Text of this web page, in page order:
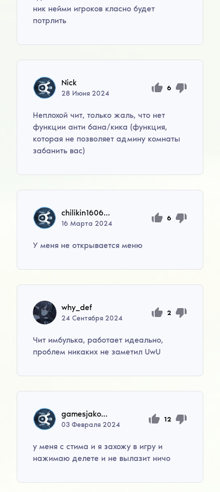
ник нейми игроков класно будет
потрлить
Nick
28 Июня 2024
6
Неплохой чит, только жаль, что нет
функции анти бана/кика (функция,
которая не позволяет админу комнаты
забанить вас)
chilikin160669
16Марта 2024
6
У меня не открывается меню
why_def
24Сентября 2024
2
Чит имбулька, работает идеально,
проблем никаких не заметил UwU
gamesjako22
03Февраля 2024
12
у меня с стима и я захожу в игру и
нажимаю делете и не вылазит ничо